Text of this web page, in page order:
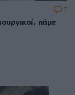
πάμε
7